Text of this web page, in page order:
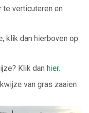
te verticuteren en
klik dan hierboven op
Klik dan hier.
van gras zaaien